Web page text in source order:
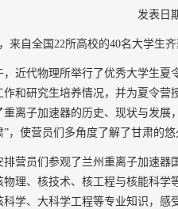
发表日
来自全国22所高校的40名大学生
，近代物理所举行了优秀大学生夏
作和研究生培养情况，并为夏令营
重离子加速器的历史、现状与发展
”，使营员们多角度了解了甘肃的悠
排营员们参观了兰州重离子加速器
物理、核技术、核工程与核能科学
科学、大科学工程等专业知识，感